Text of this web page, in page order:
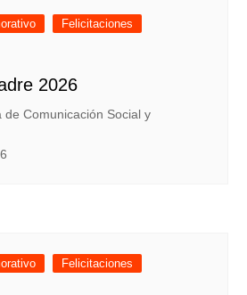
Felicitaciones
2026
de Comunicación Social y
Felicitaciones